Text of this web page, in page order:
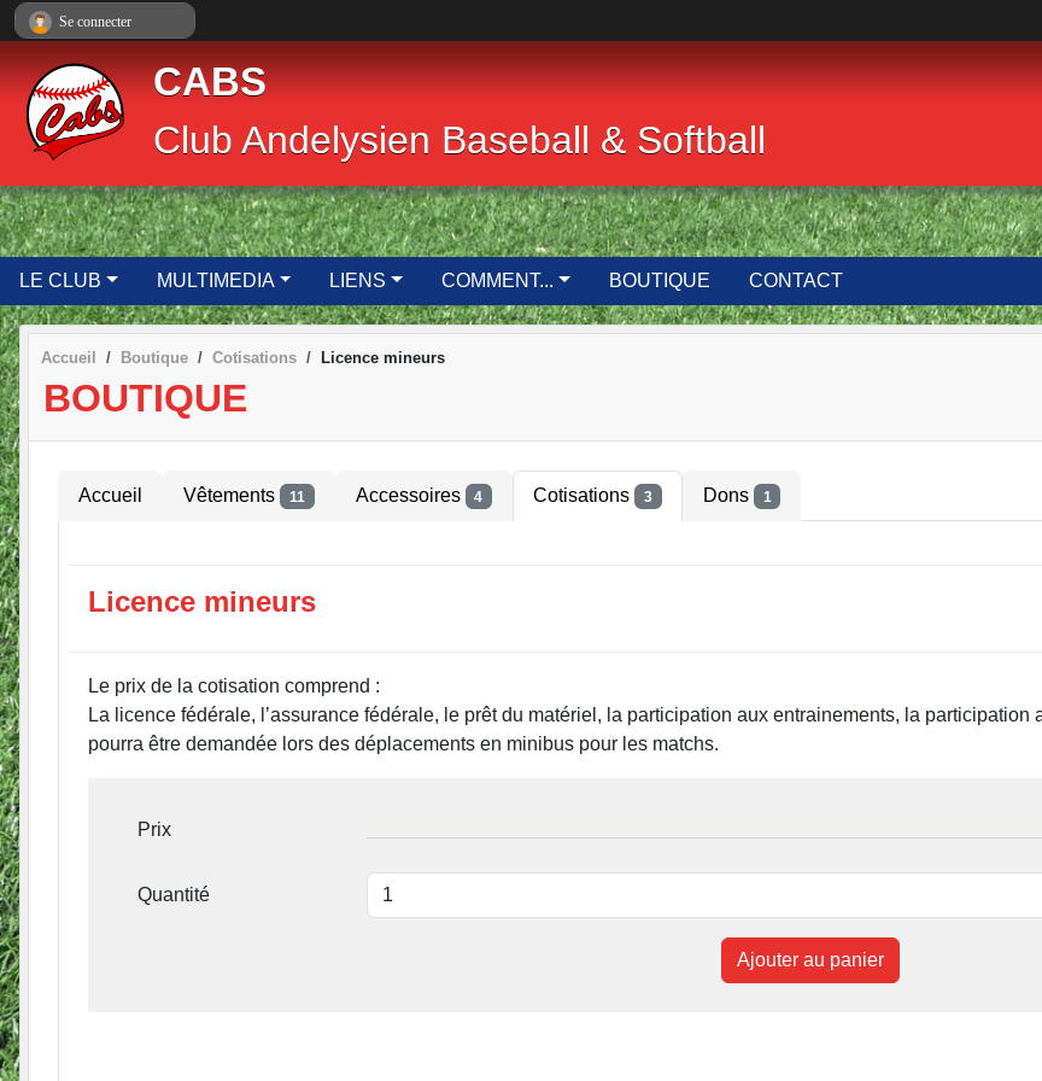
CABS
Club Andelysien Baseball & Softball
LE CLUB MULTIMEDIA LIENS COMMENT... BOUTIQUE CONTACT
Accueil Boutique Cotisations Licence mineurs
BOUTIQUE
Accueil Vêtements 11 Accessoires 4 Cotisations 3 Dons 1
Licence mineurs
Le prix de la cotisation comprend :
La licence fédérale, l’assurance fédérale, le prêt du matériel, la participation aux entrainements, la
pourra être demandée lors des déplacements en minibus pour les matchs.
Prix
Quantité
Ajouter au panier
Se connecter
Panneau de gestion des cookies